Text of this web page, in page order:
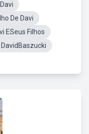
De Davi
ESeus Filhos
DavidBaszucki